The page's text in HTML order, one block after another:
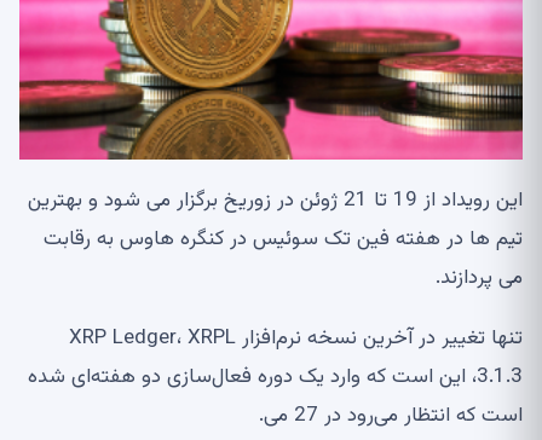
این رویداد از 19 تا 21 ژوئن در زوریخ برگزار می شود و بهترین
تیم ها در هفته فین تک سوئیس در کنگره هاوس به رقابت
می پردازند.
تنها تغییر در آخرین نسخه نرم‌افزار XRP Ledger، XRPL
3.1.3، این است که وارد یک دوره فعال‌سازی دو هفته‌ای شده
است که انتظار می‌رود در 27 می.